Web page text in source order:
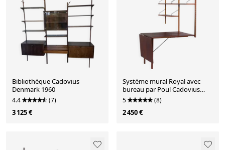
Bibliothèque Cadovius
Denmark 1960
4.4 (7)
3 125 €
Système mural Royal avec
bureau par Poul Cadovius
pour Cado, années 1960 –
Teck, pliable
5 (8)
2 450 €